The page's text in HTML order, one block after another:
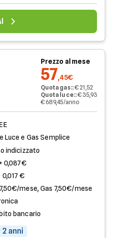
Prezzo al mese
57,45€
Quota gas::€ 21,52
Quota luce::€ 35,93
€ 689,45/anno
Luce e Gas Semplice
indicizzato
0,087€
0,017 €
mese, Gas 7,50€/mese
bancario
anni